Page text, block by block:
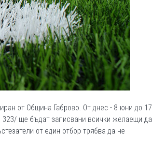
от Община Габрово. От днес - 8 юни до 17
323/ ще бъдат записвани всички желаещи да
от един отбор трябва да не